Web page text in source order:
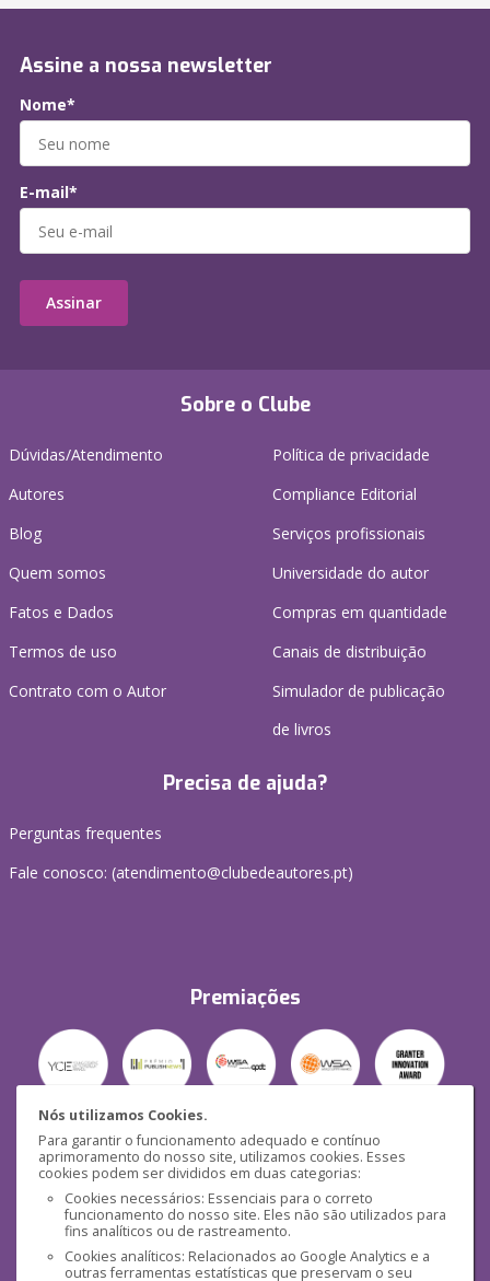
Nós utilizamos Cookies.
Para garantir o funcionamento adequado e contínuo
aprimoramento do nosso site, utilizamos cookies. Esses
cookies podem ser divididos em duas categorias:
Cookies necessários: Essenciais para o correto
funcionamento do nosso site. Eles não são utilizados para
fins analíticos ou de rastreamento.
Cookies analíticos: Relacionados ao Google Analytics e a
outras ferramentas estatísticas que preservam o seu
Sobre o Clube
Dúvidas/Atendimento
Autores
Blog
Quem somos
Fatos e Dados
Termos de uso
Contrato com o Autor
Política de privacidade
Compliance Editorial
Serviços profissionais
Universidade do autor
Compras em quantidade
Canais de distribuição
Simulador de publicação
de livros
Precisa de ajuda?
Perguntas frequentes
Fale conosco: (atendimento@clubedeautores.pt)
Premiações
Segurança
Assine a nossa newsletter
Nome*
E-mail*
Assinar